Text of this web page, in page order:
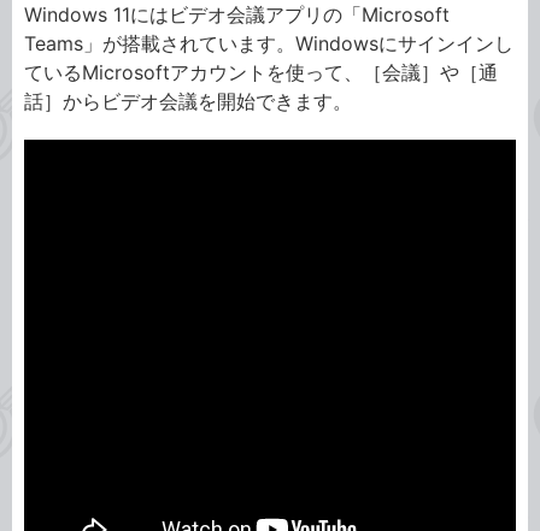
Windows 11にはビデオ会議アプリの「Microsoft
Teams」が搭載されています。Windowsにサインインし
ているMicrosoftアカウントを使って、［会議］や［通
話］からビデオ会議を開始できます。